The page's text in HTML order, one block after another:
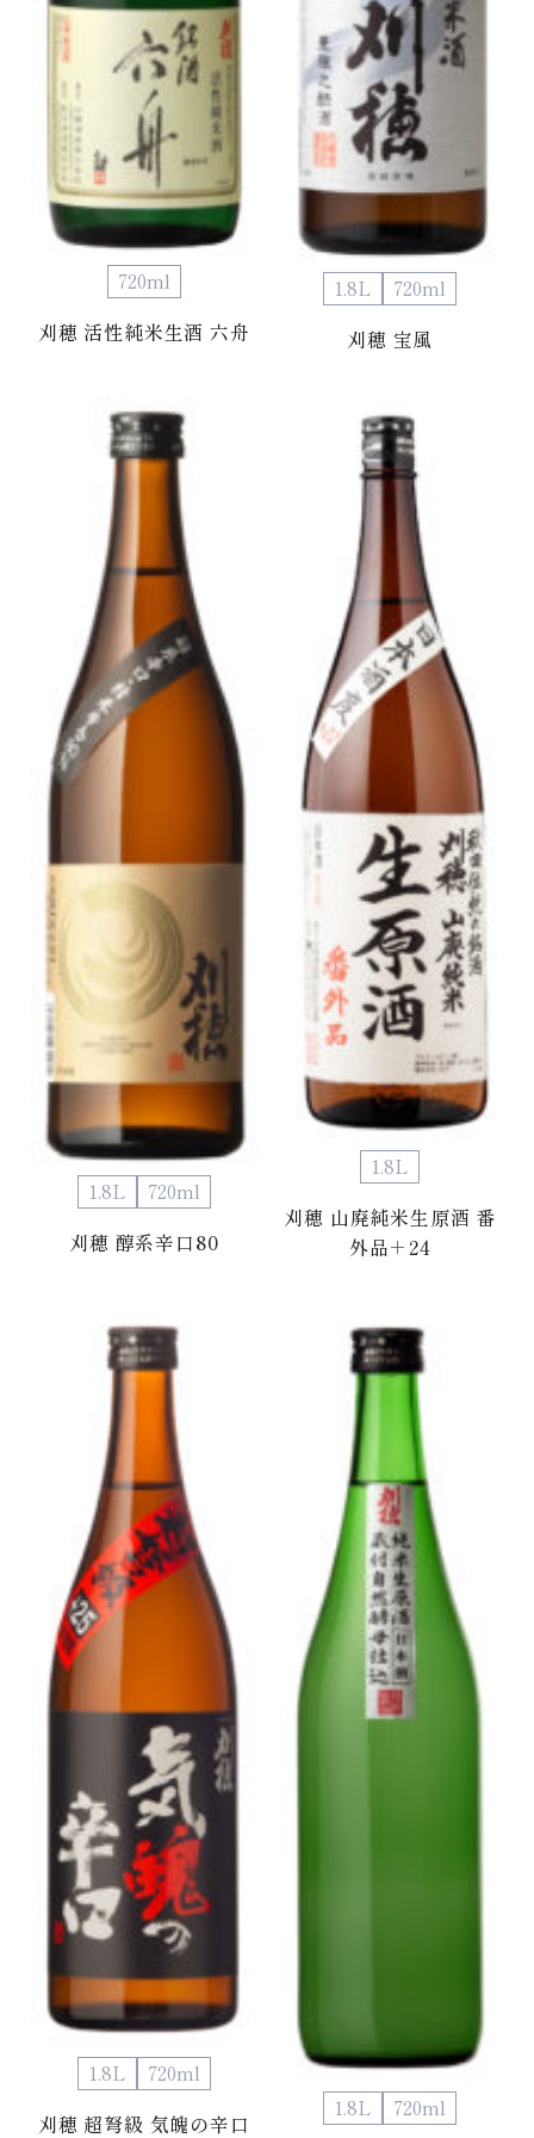
720ml
刈穂 活性純米生酒 六舟
1.8L
720ml
刈穂 宝風
1.8L
720ml
刈穂 醇系辛口80
1.8L
刈穂 山廃純米生原酒 番
外品＋24
1.8L
720ml
刈穂 超弩級 気魄の辛口
1.8L 720ml